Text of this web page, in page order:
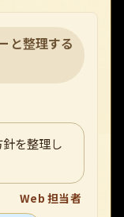
と整理する
を整理し
Web 担当者